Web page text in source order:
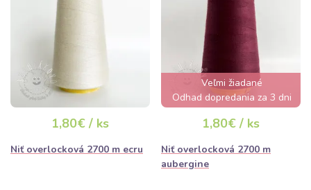
1,80€ / ks
Niť overlocková 2700 m ecru
Veľmi žiadané
Odhad dopredania za 3 dni
1,80€ / ks
Niť overlocková 2700 m
aubergine